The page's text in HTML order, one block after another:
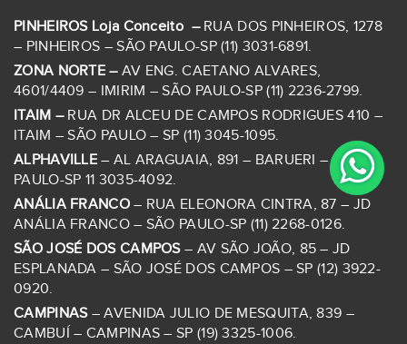
PINHEIROS Loja Conceito – RUA DOS PINHEIROS, 1278
– PINHEIROS – SÃO PAULO-SP (11) 3031-6891.
ZONA NORTE – AV ENG. CAETANO ALVARES,
4601/4409 – IMIRIM – SÃO PAULO-SP (11) 2236-2799.
ITAIM – RUA DR ALCEU DE CAMPOS RODRIGUES 410 –
ITAIM – SÃO PAULO – SP (11) 3045-1095.
ALPHAVILLE – AL ARAGUAIA, 891 – BARUERI – SÃO
PAULO-SP 11 3035-4092.
ANÁLIA FRANCO– RUA ELEONORA CINTRA, 87 – JD
ANÁLIA FRANCO – SÃO PAULO-SP (11) 2268-0126.
SÃO JOSÉ DOS CAMPOS– AV SÃO JOÃO, 85 – JD
ESPLANADA – SÃO JOSÉ DOS CAMPOS – SP (12) 3922-
0920.
CAMPINAS– AVENIDA JULIO DE MESQUITA, 839 –
CAMBUÍ – CAMPINAS – SP (19) 3325-1006.